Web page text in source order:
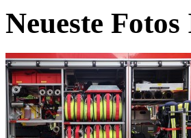
Neueste